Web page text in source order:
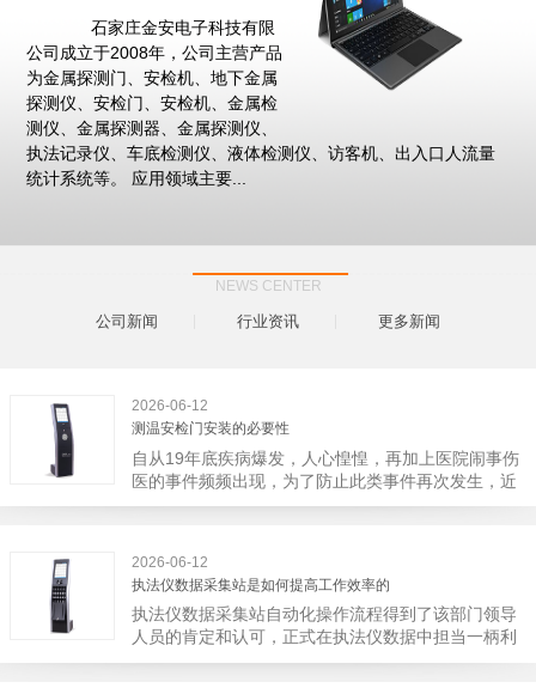
石家庄金安电子科技有限
公司成立于2008年，公司主营产品
为金属探测门、安检机、地下金属
探测仪、安检门、安检机、金属检
测仪、金属探测器、金属探测仪、
执法记录仪、车底检测仪、液体检测仪、访客机、出入口人流量
统计系统等。 应用领域主要...
NEWS CENTER
公司新闻 行业资讯 更多新闻
2026-06-12
测温安检门安装的必要性
自从19年底疾病爆发，人心惶惶，再加上医院闹事伤
医的事件频频出现，为了防止此类事件再次发生，近
日，广西南宁市卫建委发出通知，要求当地市属各三
大体只有两个，其一，安装安检门是否会激化矛盾。
其二，安装安检门可以防范于未然。1月6号当天，南
宁市第二医院刚试行安检的首日，检查出10多把各类
刀具和一把管制类刀具。近来伤医事件屡屡发生，安
装安检门可以缓解医生安全感不足的问题，同时安检
2026-06-12
执法仪数据采集站是如何提高工作效率的
执法仪数据采集站自动化操作流程得到了该部门领导
人员的肯定和认可，正式在执法仪数据中担当一柄利
剑。 执法仪数据采集站对于执法仪数据资料的管理